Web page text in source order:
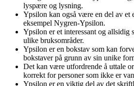
lyspære og lysning.
Ypsilon kan også være en del av et
eksempel Nygren-Ypsilon.
Ypsilon er et interessant og allsidig
ulike bruksområder.
Ypsilon er en bokstav som kan
bokstaver på grunn av sin unike
Det kan være utfordrende å uttale
korrekt for personer som ikke er
Ypsilon er en viktig del av det